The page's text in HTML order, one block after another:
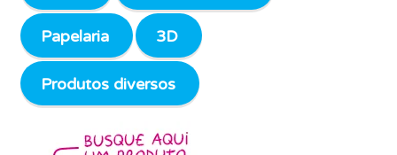
Papelaria 3D
Produtos diversos